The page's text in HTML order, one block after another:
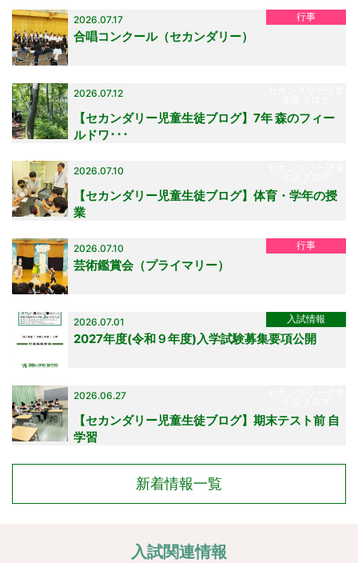
2026.07.17 行事
合唱コンクール（セカンダリー）
2026.07.12
【セカンダリー児童生徒ブログ】7年 森のフィー
ルドワ･･･
2026.07.10
【セカンダリー児童生徒ブログ】体育・学年の授
業
2026.07.10 行事
芸術鑑賞会（プライマリー）
2026.07.01 入試情報
2027年度(令和９年度)入学試験募集要項公開
2026.06.27
【セカンダリー児童生徒ブログ】期末テスト前 自
学習
新着情報一覧
入試関連情報